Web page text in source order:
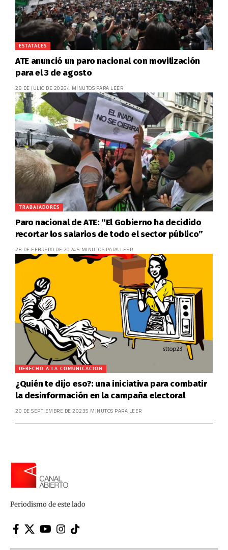
ESTATALES
ATE anunció un paro nacional con movilización
para el 3 de agosto
28 DE JULIO DE 20264 MINUTOS PARA LEER
TRABAJADORES
Paro nacional de ATE: “El Gobierno ha decidido
recortar los salarios de todo el sector público”
28 DE FEBRERO DE 20245 MINUTOS PARA LEER
DERECHO A LA COMUNICACION
¿Quién te dijo eso?: una iniciativa para combatir
la desinformación en la campaña electoral
20 DE SEPTIEMBRE DE 20235 MINUTOS PARA LEER
Periodismo de este lado